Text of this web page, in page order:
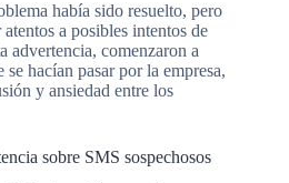
había sido resuelto, pero
a posibles intentos de
advertencia, comenzaron a
hacían pasar por la empresa,
y ansiedad entre los
sobre SMS sospechosos